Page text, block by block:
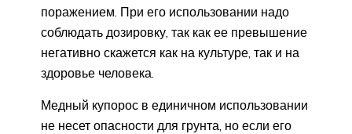
поражением. При его использовании надо
соблюдать дозировку, так как ее превышение
негативно скажется как на культуре, так и на
здоровье человека.
Медный купорос в единичном использовании
не несет опасности для грунта, но если его